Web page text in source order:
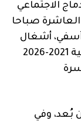
الاجتماعي
العاشرة صباحا
آسفي، أشغال
اللقاء التشاوري الجهوي حول استراتيجية 2021-2026
بُعد، وفي